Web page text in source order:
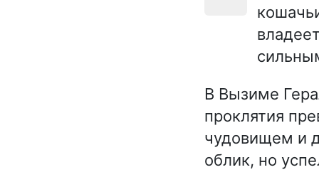
В Вызиме
проклятия
чудовищем и
облик, но